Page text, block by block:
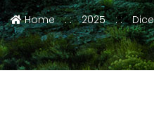
Home 2025